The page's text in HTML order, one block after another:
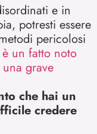
e in
potresti essere
pericolosi
un fatto noto
grave
che hai un
credere